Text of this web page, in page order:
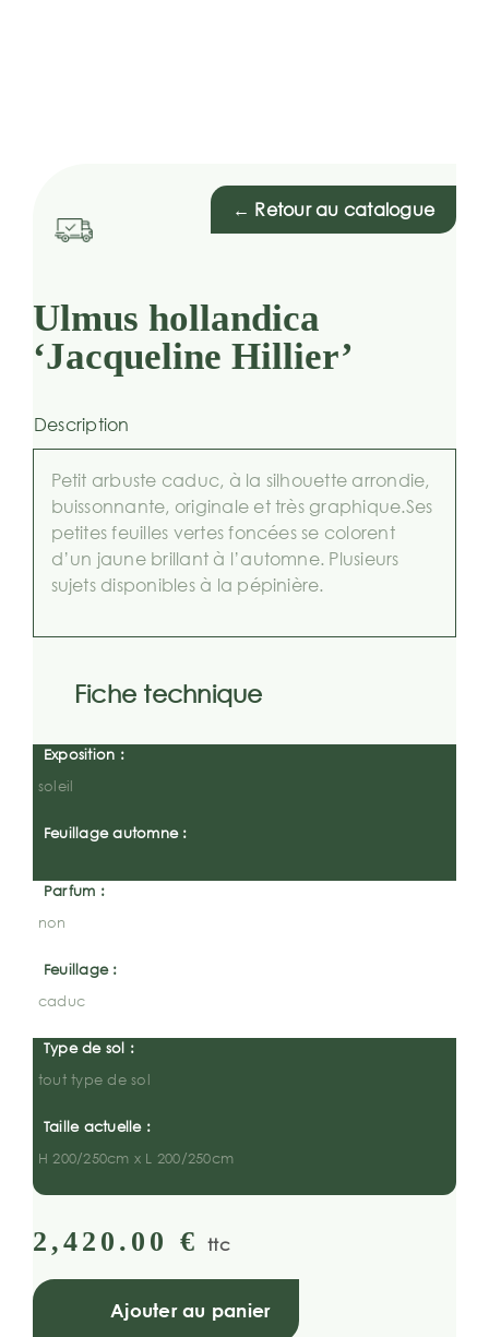
← Retour au catalogue
Ulmus hollandica
‘Jacqueline Hillier’
Description
Petit arbuste caduc, à la silhouette arrondie,
buissonnante, originale et très graphique.Ses
petites feuilles vertes foncées se colorent
d’un jaune brillant à l’automne. Plusieurs
sujets disponibles à la pépinière.
Fiche technique
Exposition :
soleil
Feuillage automne :
Parfum :
non
Feuillage :
caduc
Type de sol :
tout type de sol
Taille actuelle :
H 200/250cm x L 200/250cm
2,420.00 € ttc
Ajouter au panier